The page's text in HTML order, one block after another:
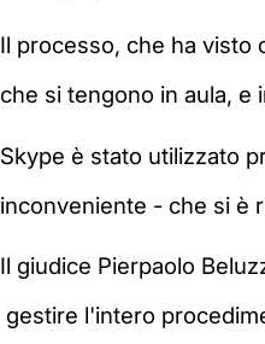
Il processo, che ha visto
che si tengono in aula,
Skype è stato utilizzato
inconveniente - che si è
Il giudice Pierpaolo
gestire l'intero